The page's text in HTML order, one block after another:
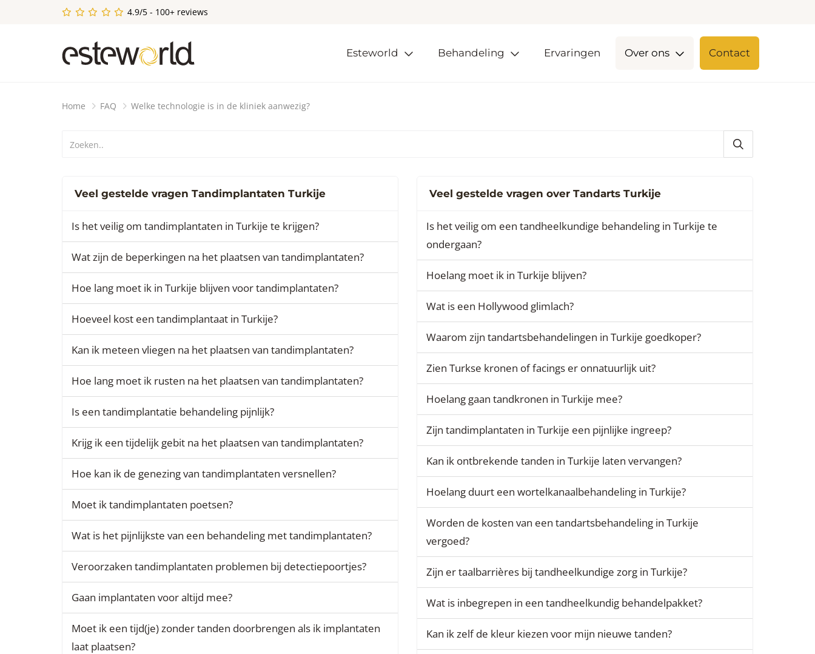
Home FAQ Welke technologie is in de kliniek aanwezig?
Veel gestelde vragen Tandimplantaten Turkije
Is het veilig om tandimplantaten in Turkije te krijgen?
Wat zijn de beperkingen na het plaatsen van tandimplantaten?
Hoe lang moet ik in Turkije blijven voor tandimplantaten?
Hoeveel kost een tandimplantaat in Turkije?
Kan ik meteen vliegen na het plaatsen van tandimplantaten?
Hoe lang moet ik rusten na het plaatsen van tandimplantaten?
Is een tandimplantatie behandeling pijnlijk?
Krijg ik een tijdelijk gebit na het plaatsen van tandimplantaten?
Hoe kan ik de genezing van tandimplantaten versnellen?
Moet ik tandimplantaten poetsen?
Wat is het pijnlijkste van een behandeling met tandimplantaten?
Veroorzaken tandimplantaten problemen bij detectiepoortjes?
Gaan implantaten voor altijd mee?
Moet ik een tijd(je) zonder tanden doorbrengen als ik implantaten
laat plaatsen?
Veel gestelde vragen over Tandarts Turkije
Is het veilig om een tandheelkundige behandeling in Turkije te
ondergaan?
Hoelang moet ik in Turkije blijven?
Wat is een Hollywood glimlach?
Waarom zijn tandartsbehandelingen in Turkije goedkoper?
Zien Turkse kronen of facings er onnatuurlijk uit?
Hoelang gaan tandkronen in Turkije mee?
Zijn tandimplantaten in Turkije een pijnlijke ingreep?
Kan ik ontbrekende tanden in Turkije laten vervangen?
Hoelang duurt een wortelkanaalbehandeling in Turkije?
Worden de kosten van een tandartsbehandeling in Turkije
vergoed?
Zijn er taalbarrières bij tandheelkundige zorg in Turkije?
Wat is inbegrepen in een tandheelkundig behandelpakket?
Kan ik zelf de kleur kiezen voor mijn nieuwe tanden?
4.9/5 - 100+ reviews
Esteworld Behandeling Ervaringen Over ons Contact